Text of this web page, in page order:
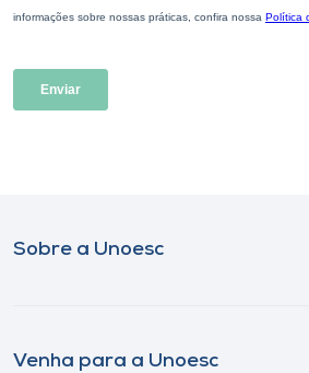
Sobre a Unoesc
Venha para a Unoesc